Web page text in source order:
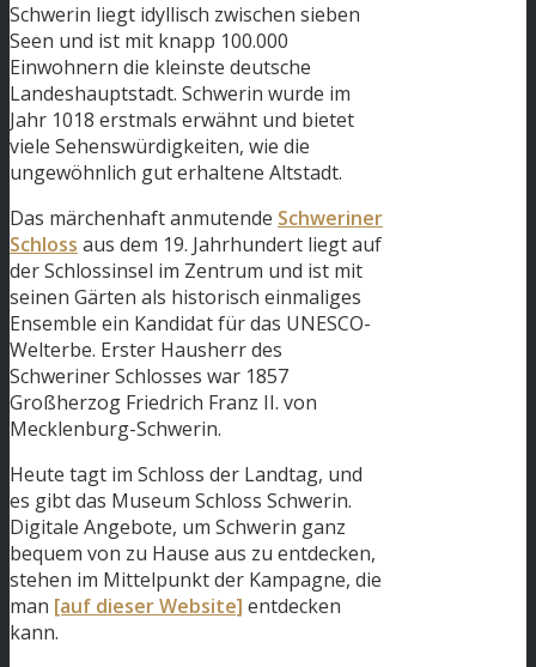
Schwerin liegt idyllisch zwischen sieben
Seen und ist mit knapp 100.000
Einwohnern die kleinste deutsche
Landeshauptstadt. Schwerin wurde im
Jahr 1018 erstmals erwähnt und bietet
viele Sehenswürdigkeiten, wie die
ungewöhnlich gut erhaltene Altstadt.
Das märchenhaft anmutende Schweriner
Schloss aus dem 19. Jahrhundert liegt auf
der Schlossinsel im Zentrum und ist mit
seinen Gärten als historisch einmaliges
Ensemble ein Kandidat für das UNESCO-
Welterbe. Erster Hausherr des
Schweriner Schlosses war 1857
Großherzog Friedrich Franz II. von
Mecklenburg-Schwerin.
Heute tagt im Schloss der Landtag, und
es gibt das Museum Schloss Schwerin.
Digitale Angebote, um Schwerin ganz
bequem von zu Hause aus zu entdecken,
stehen im Mittelpunkt der Kampagne, die
man [auf dieser Website] entdecken
kann.